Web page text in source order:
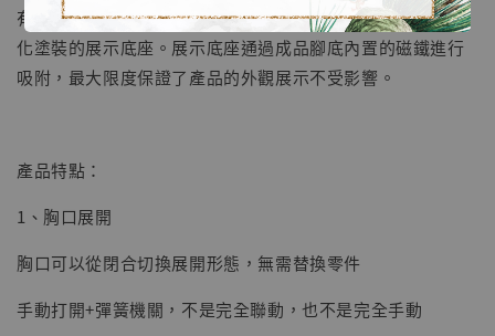
有《環太平洋》電影標題的展示銘牌，以及一個具有細緻舊
化塗裝的展示底座。展示底座通過成品腳底內置的磁鐵進行
吸附，最大限度保證了產品的外觀展示不受影響。
產品特點：
1、胸口展開
胸口可以從閉合切換展開形態，無需替換零件
手動打開+彈簧機關，不是完全聯動，也不是完全手動